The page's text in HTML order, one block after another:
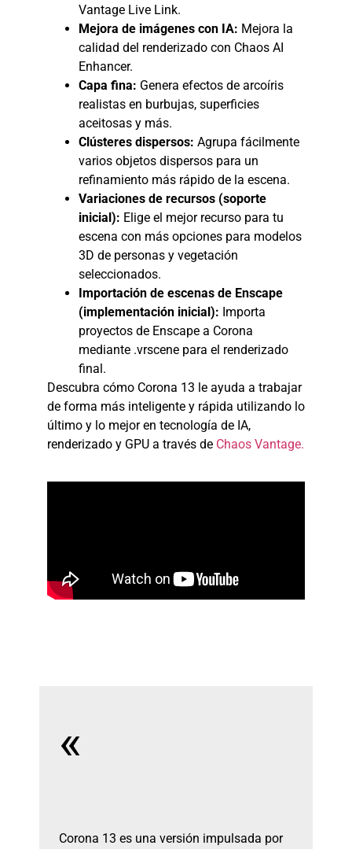
Vantage Live Link.
Mejora de imágenes con IA: Mejora la
calidad del renderizado con Chaos AI
Enhancer.
Capa fina: Genera efectos de arcoíris
realistas en burbujas, superficies
aceitosas y más.
Clústeres dispersos: Agrupa fácilmente
varios objetos dispersos para un
refinamiento más rápido de la escena.
Variaciones de recursos (soporte
inicial): Elige el mejor recurso para tu
escena con más opciones para modelos
3D de personas y vegetación
seleccionados.
Importación de escenas de Enscape
(implementación inicial): Importa
proyectos de Enscape a Corona
mediante .vrscene para el renderizado
final.
Descubra cómo Corona 13 le ayuda a trabajar
de forma más inteligente y rápida utilizando lo
último y lo mejor en tecnología de IA,
renderizado y GPU a través de Chaos Vantage.
«
Corona 13 es una versión impulsada por